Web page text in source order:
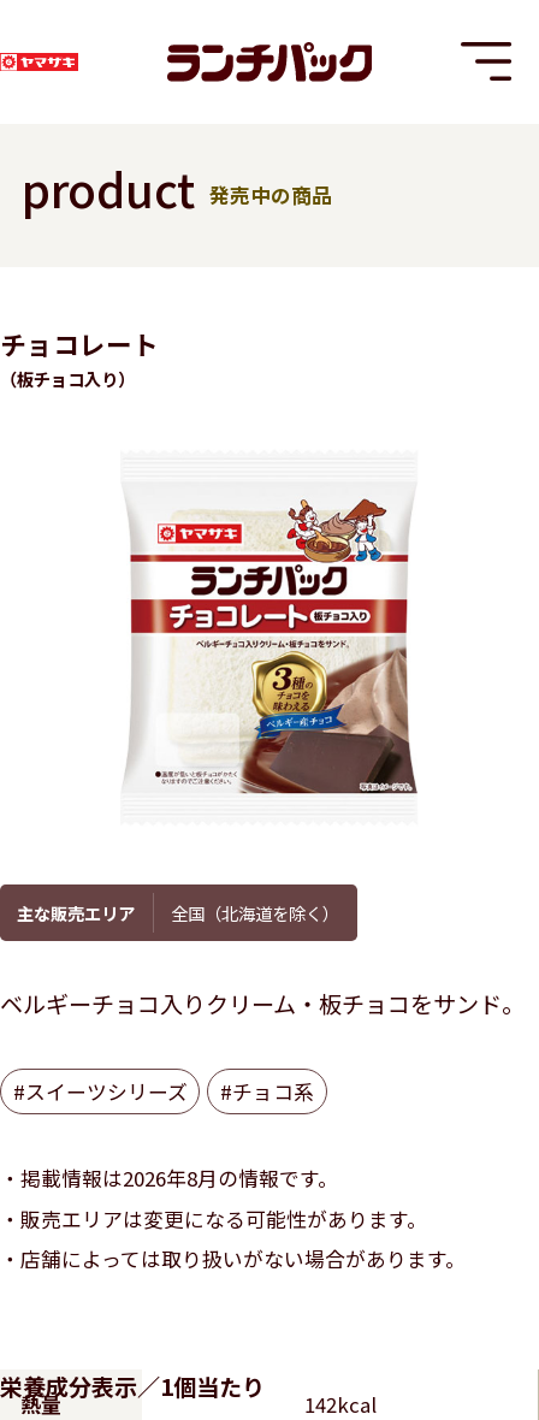
product 発売中の商品
チョコレート
（板チョコ入り）
主な販売エリア 全国（北海道を除く）
ベルギーチョコ入りクリーム・板チョコをサンド。
#スイーツシリーズ #チョコ系
掲載情報は2026年8月の情報です。
販売エリアは変更になる可能性があります。
店舗によっては取り扱いがない場合があります。
栄養成分表示／1個当たり
熱量 142kcal